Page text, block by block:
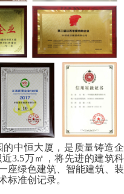
中恒大厦，是质量铸造企
3.5万㎡，将先进的建筑科
座绿色建筑、智能建筑、装
标准创记录。